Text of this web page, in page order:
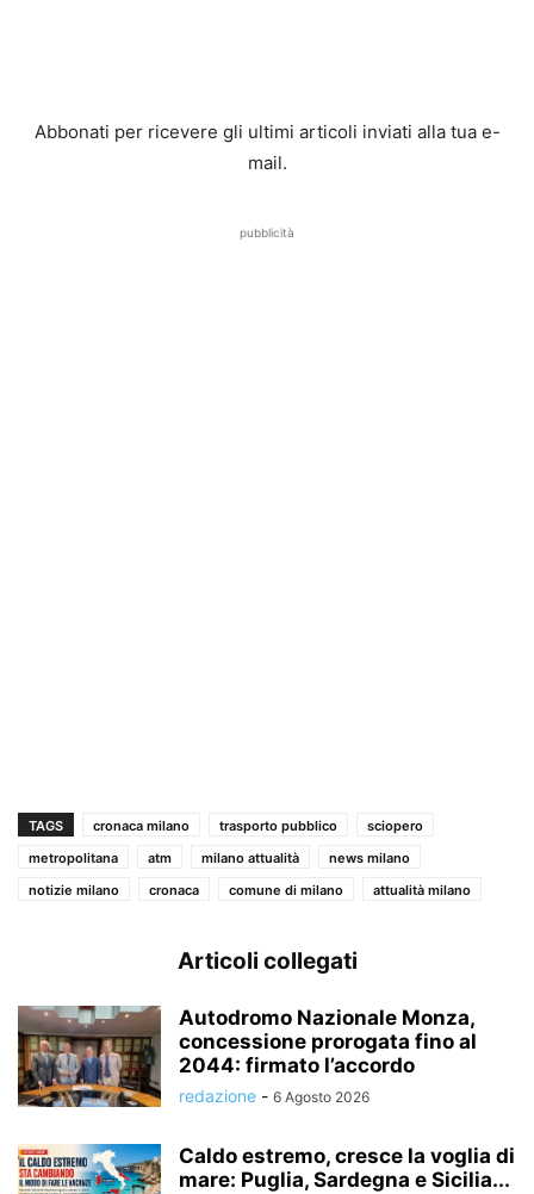
Abbonati per ricevere gli ultimi articoli inviati alla tua e-
mail.
pubblicità
TAGS cronaca milano trasporto pubblico
sciopero
metropolitana
atm milano attualità
news milano
notizie milano
cronaca comune di milano attualità milano
Articoli collegati
Autodromo Nazionale Monza,
concessione prorogata fino al
2044: firmato l’accordo
redazione - 6 Agosto 2026
Caldo estremo, cresce la voglia di
mare: Puglia, Sardegna e Sicilia...